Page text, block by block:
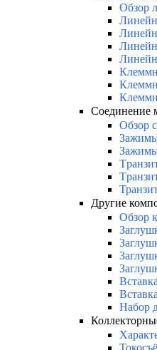
Обзор
Соединение
Обзор
Другие
Обзор
Набор